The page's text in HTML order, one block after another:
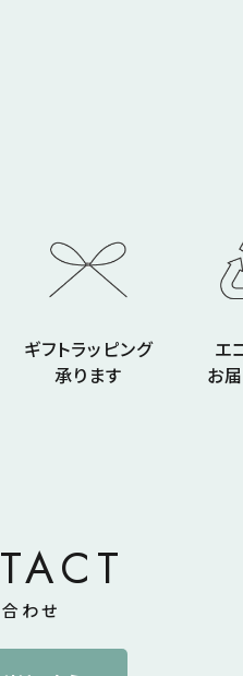
ギフトラッピング
承ります
エ
お
わせ